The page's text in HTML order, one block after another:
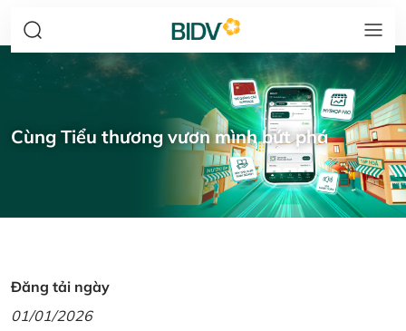
Cùng Tiểu thương vươn mình bứt phá
Đăng tải ngày
01/01/2026